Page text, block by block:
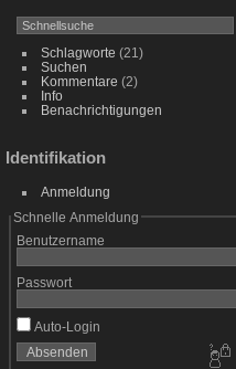
Schlagworte (21)
Suchen
Kommentare (2)
Info
Benachrichtigungen
Identifikation
Anmeldung
Schnelle Anmeldung
Benutzername
Passwort
Auto-Login